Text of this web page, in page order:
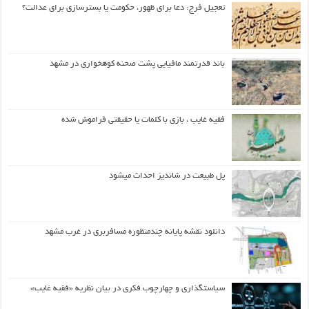
تعجیل فرج: دعا برای ظهور، حکومت یا بسترسازی برای عدالت؟
باند قدرتمند مافیایی پشت صحنه کوهخواری در مشهد
فقیه غایب ، بازی با کلمات یا حقیقتی فراموش شده
پل طبیعت در شاندیز احداث میشود
دانلود نقشه پایانه چندمنظوره مسافربری در غرب مشهد
سیاستگذاری و چهارچوب فکری در بیان نظریه «فقیه غایب»